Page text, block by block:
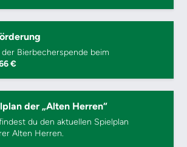
Bierbecherspende beim
€
der „Alten Herren“
du den aktuellen Spielplan
Alten Herren.